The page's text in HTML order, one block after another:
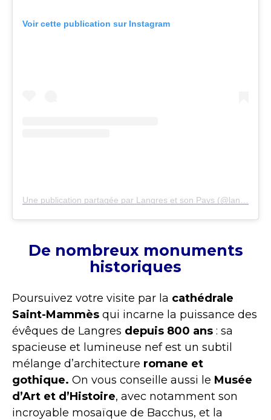
Voir cette publication sur Instagram
Une publication partagée par Langres et son Pays (@langres_et_son_pays)
De nombreux monuments
historiques
Poursuivez votre visite par la cathédrale
Saint-Mammès qui incarne la puissance des
évêques de Langres depuis 800 ans : sa
spacieuse et lumineuse nef est un subtil
mélange d’architecture romane et
gothique. On vous conseille aussi le Musée
d’Art et d’Histoire, avec notamment son
incroyable mosaïque de Bacchus, et la